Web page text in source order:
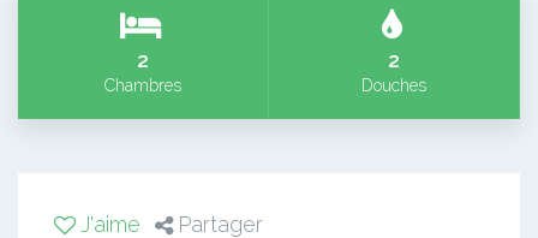
2
Chambres
2
Douches
J'aime Partager